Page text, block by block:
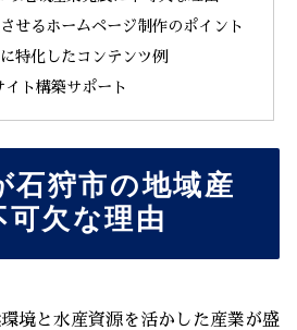
せるホームページ制作のポイント
特化したコンテンツ例
ト構築サポート
石狩市の地域産
欠な理由
境と水産資源を活かした産業が盛